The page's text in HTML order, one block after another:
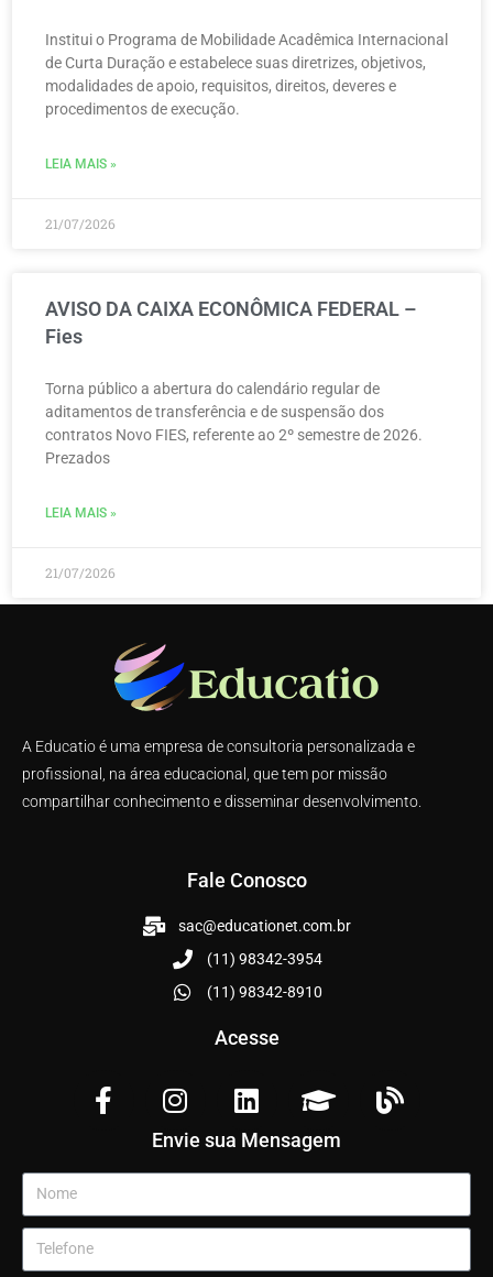
Institui o Programa de Mobilidade Acadêmica Internacional
de Curta Duração e estabelece suas diretrizes, objetivos,
modalidades de apoio, requisitos, direitos, deveres e
procedimentos de execução.
LEIA MAIS »
21/07/2026
AVISO DA CAIXA ECONÔMICA FEDERAL –
Fies
Torna público a abertura do calendário regular de
aditamentos de transferência e de suspensão dos
contratos Novo FIES, referente ao 2º semestre de 2026.
Prezados
LEIA MAIS »
21/07/2026
A Educatio é uma empresa de consultoria personalizada e
profissional, na área educacional, que tem por missão
compartilhar conhecimento e disseminar desenvolvimento.
Fale Conosco
sac@educationet.com.br
(11) 98342-3954
(11) 98342-8910
Acesse
Envie sua Mensagem